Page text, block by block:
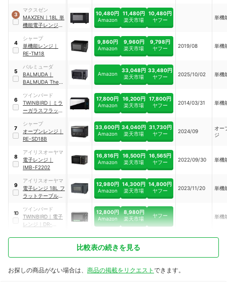
E273B
3
マクスゼン
MAXZEN ｜ 18L 単
機能電子レンジ
10,480円
Amazon
11,480円
楽天市場
10,480円
ヤフー
単機
4
シャープ
単機能レンジ ｜
RE-TM18
9,860円
Amazon
9,960円
楽天市場
9,798円
ヤフー
2019/08 単機
5
バルミューダ
BALMUDA ｜
BALMUDA The
KRN01JP
Amazon
33,048円
楽天市場
33,480円
ヤフー
2025/10/02 単機
6
ツインバード
TWINBIRD ｜ ミラ
ーガラスフラット
4259B
17,800円
Amazon
16,200円
楽天市場
17,800円
ヤフー
2014/03/31 単機
7
シャープ
オーブンレンジ ｜
RE-SD18B
33,600円
Amazon
34,040円
楽天市場
31,730円
ヤフー
2024/09
オー
ジ
8
アイリスオーヤマ
電子レンジ ｜
IMB-F2202
16,816円
Amazon
16,500円
楽天市場
16,565円
ヤフー
2022/09/30 単機
9
アイリスオーヤマ
電子レンジ 18L フ
ラットテーブル
12,980円
Amazon
14,300円
楽天市場
14,800円
ヤフー
2023/11/20 単機
10
ツインバード
TWINBIRD ｜ 電子
レンジ
DR-
12,800円
Amazon
8,980円
楽天市場
ヤフー 単機
比較表の続きを見る
お探しの商品がない場合は、 商品の掲載をリクエスト できます。